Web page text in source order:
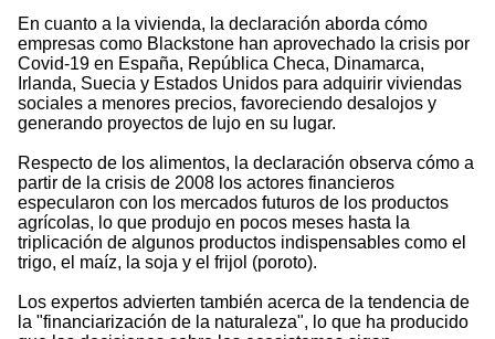
En cuanto a la vivienda, la declaración aborda cómo
empresas como Blackstone han aprovechado la crisis por
Covid-19 en España, República Checa, Dinamarca,
Irlanda, Suecia y Estados Unidos para adquirir viviendas
sociales a menores precios, favoreciendo desalojos y
generando proyectos de lujo en su lugar.
Respecto de los alimentos, la declaración observa cómo a
partir de la crisis de 2008 los actores financieros
especularon con los mercados futuros de los productos
agrícolas, lo que produjo en pocos meses hasta la
triplicación de algunos productos indispensables como el
trigo, el maíz, la soja y el frijol (poroto).
Los expertos advierten también acerca de la tendencia de
la "financiarización de la naturaleza", lo que ha producido